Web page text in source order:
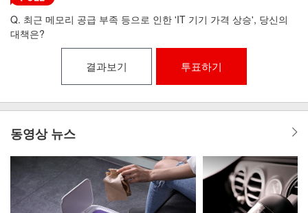
Q. 최근 메모리 공급 부족 등으로 인한 'IT 기기 가격 상승', 당신의
대책은?
결과보기 투표하기
동영상 뉴스